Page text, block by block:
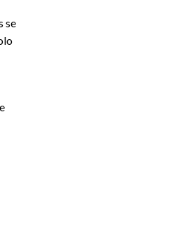
se